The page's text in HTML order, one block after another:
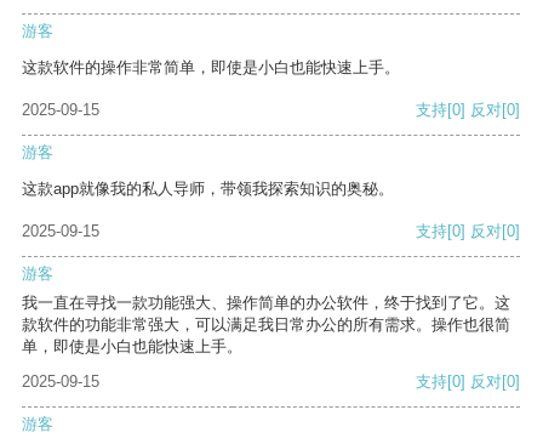
游客
这款软件的操作非常简单，即使是小白也能快速上手。
2025-09-15 支持[0] 反对[0]
游客
这款app就像我的私人导师，带领我探索知识的奥秘。
2025-09-15 支持[0] 反对[0]
游客
我一直在寻找一款功能强大、操作简单的办公软件，终于找到了它。这
款软件的功能非常强大，可以满足我日常办公的所有需求。操作也很简
单，即使是小白也能快速上手。
2025-09-15
支持[0] 反对[0]
游客